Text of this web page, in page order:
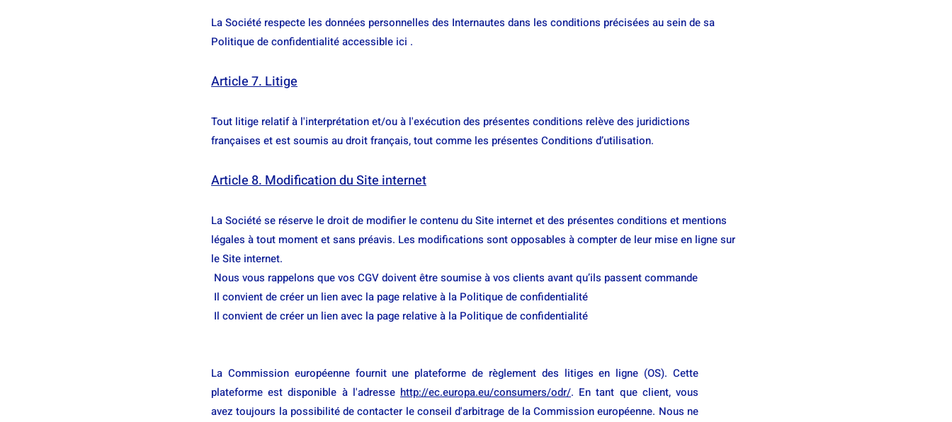
La Société respecte les données personnelles des Internautes dans les conditions précisées au sein de sa
Politique de confidentialité accessible ici .
Article 7. Litige
Tout litige relatif à l'interprétation et/ou à l'exécution des présentes conditions relève des juridictions
françaises et est soumis au droit français, tout comme les présentes Conditions d’utilisation.
Article 8. Modification du Site internet
La Société se réserve le droit de modifier le contenu du Site internet et des présentes conditions et mentions
légales à tout moment et sans préavis. Les modifications sont opposables à compter de leur mise en ligne sur
le Site internet.
Nous vous rappelons que vos CGV doivent être soumise à vos clients avant qu’ils passent commande
Il convient de créer un lien avec la page relative à la Politique de confidentialité
Il convient de créer un lien avec la page relative à la Politique de confidentialité
La Commission européenne fournit une plateforme de règlement des litiges en ligne (OS). Cette
plateforme est disponible à l'adresse http://ec.europa.eu/consumers/odr/. En tant que client, vous
avez toujours la possibilité de contacter le conseil d'arbitrage de la Commission européenne. Nous ne